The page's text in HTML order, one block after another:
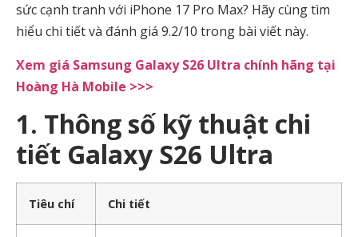
sức cạnh tranh với iPhone 17 Pro Max? Hãy cùng tìm
hiểu chi tiết và đánh giá 9.2/10 trong bài viết này.
Xem giá Samsung Galaxy S26 Ultra chính hãng tại
Hoàng Hà Mobile >>>
1. Thông số kỹ thuật chi
tiết Galaxy S26 Ultra
Tiêu chí Chi tiết